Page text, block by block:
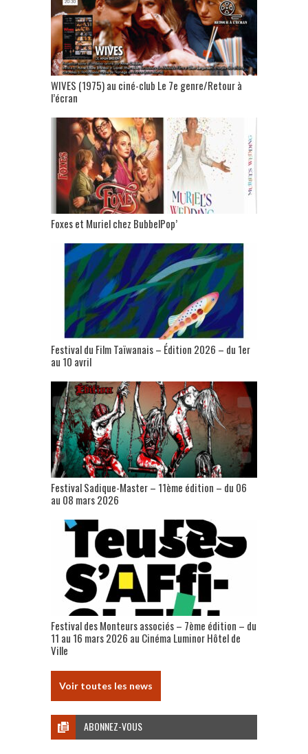
WIVES (1975) au ciné-club Le 7e genre/Retour à
l’écran
Foxes et Muriel chez BubbelPop’
Festival du Film Taïwanais – Édition 2026 – du 1er
au 10 avril
Festival Sadique-Master – 11ème édition – du 06
au 08 mars 2026
Festival des Monteurs associés – 7ème édition – du
11 au 16 mars 2026 au Cinéma Luminor Hôtel de
Ville
Voir toutes les news
ABONNEZ-VOUS